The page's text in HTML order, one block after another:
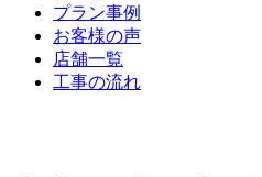
プラン事例
お客様の声
店舗一覧
工事の流れ